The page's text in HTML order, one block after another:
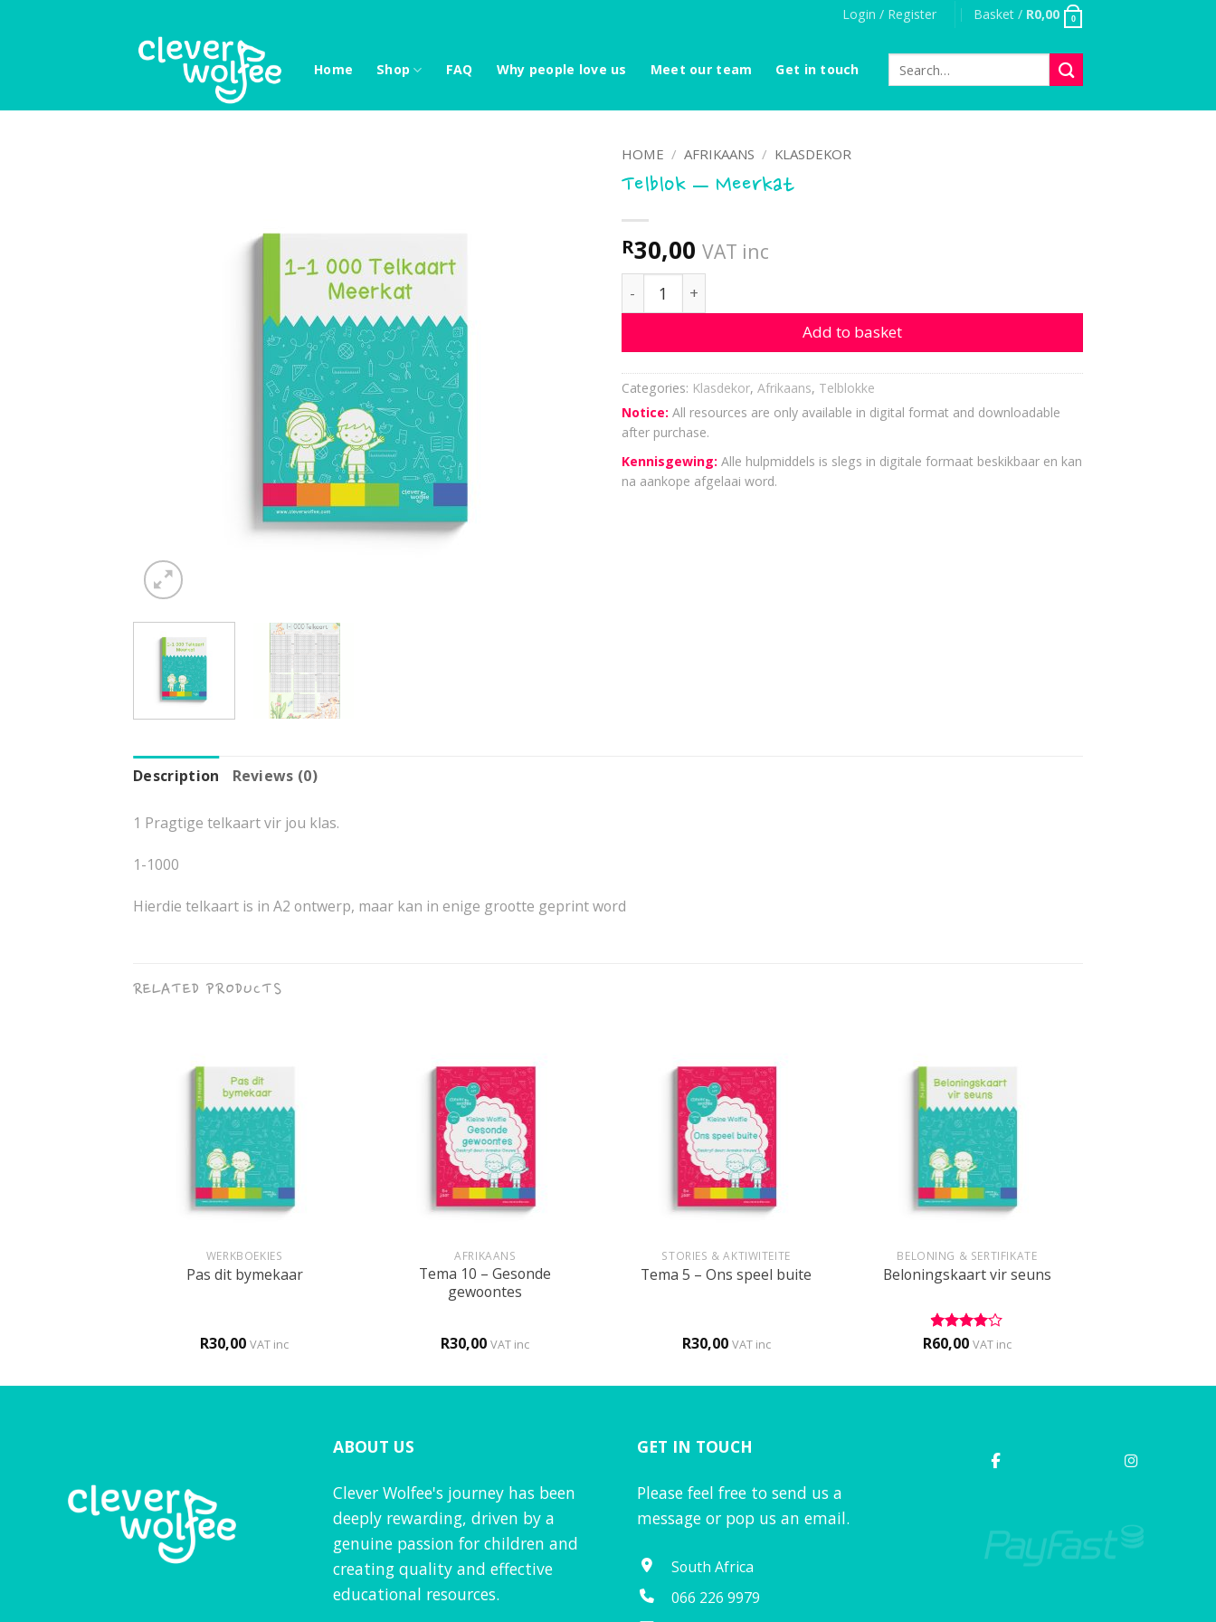
Login / Register Basket / R0,00 0
Home Shop FAQ Why people love us Meet our team Get in touch
for:
HOME / AFRIKAANS / KLASDEKOR
Telblok – Meerkat
R30,00 VAT inc
Telblok - Meerkat quantity
Add to basket
Categories: Klasdekor, Afrikaans, Telblokke
Notice: All resources are only available in digital format and downloadable
after purchase.
Kennisgewing: Alle hulpmiddels is slegs in digitale formaat beskikbaar en kan
na aankope afgelaai word.
Description Reviews (0)
1 Pragtige telkaart vir jou klas.
1-1000
Hierdie telkaart is in A2 ontwerp, maar kan in enige grootte geprint word
RELATED PRODUCTS
WERKBOEKIES
Pas dit bymekaar
R30,00 VAT inc
AFRIKAANS
Tema 10 – Gesonde
gewoontes
R30,00 VAT inc
STORIES & AKTIWITEITE
Tema 5 – Ons speel buite
R30,00 VAT inc
BELONING & SERTIFIKATE
Beloningskaart vir seuns
Rated 4
R60,00 VAT inc
ABOUT US
Clever Wolfee's journey has been
deeply rewarding, driven by a
genuine passion for children and
creating quality and effective
educational resources.
GET IN TOUCH
Please feel free to send us a
message or pop us an email.
South Africa
066 226 9979